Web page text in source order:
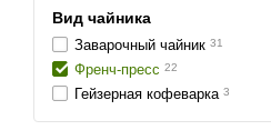
Вид чайника
Заварочный чайник 31
Френч-пресс 22
Гейзерная кофеварка 3